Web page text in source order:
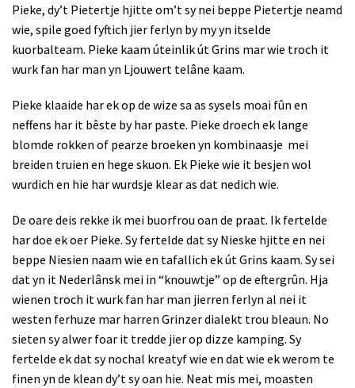
Pieke, dy’t Pietertje hjitte om’t sy nei beppe Pietertje neamd
wie, spile goed fyftich jier ferlyn by my yn itselde
kuorbalteam. Pieke kaam úteinlik út Grins mar wie troch it
wurk fan har man yn Ljouwert telâne kaam.
Pieke klaaide har ek op de wize sa as sysels moai fûn en
neffens har it bêste by har paste. Pieke droech ek lange
blomde rokken of pearze broeken yn kombinaasje mei
breiden truien en hege skuon. Ek Pieke wie it besjen wol
wurdich en hie har wurdsje klear as dat nedich wie.
De oare deis rekke ik mei buorfrou oan de praat. Ik fertelde
har doe ek oer Pieke. Sy fertelde dat sy Nieske hjitte en nei
beppe Niesien naam wie en tafallich ek út Grins kaam. Sy sei
dat yn it Nederlânsk mei in “knouwtje” op de eftergrûn. Hja
wienen troch it wurk fan har man jierren ferlyn al nei it
westen ferhuze mar harren Grinzer dialekt trou bleaun. No
sieten sy alwer foar it tredde jier op dizze kamping. Sy
fertelde ek dat sy nochal kreatyf wie en dat wie ek werom te
finen yn de klean dy’t sy oan hie. Neat mis mei, moasten